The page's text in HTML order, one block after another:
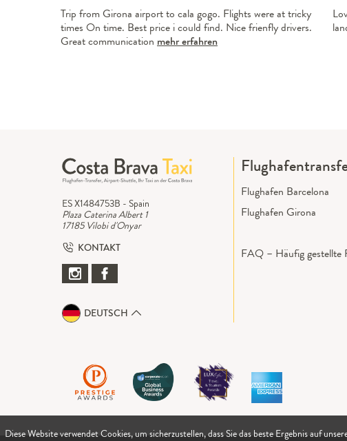
Diese Website verwendet Cookies, um sicherzustellen, dass Sie das beste Ergebnis auf
Trip from Girona airport to cala gogo. Flights were at tricky
times On time. Best price i could find. Nice frienfly drivers.
Great communication mehr erfahren
ES X1484753B - Spain
Plaza Caterina Albert 1
17185 Vilobi d'Onyar
KONTAKT
DEUTSCH
Flughafen Barcelona
Flughafen Girona
FAQ – Häufig gestellte